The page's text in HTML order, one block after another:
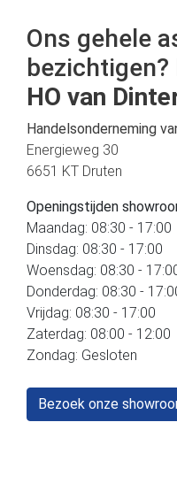
Ons gehele
bezichtigen?
HO van
Handelsonderneming
Energieweg 30
6651 KT Druten
Openingstijden
Maandag: 08:30 - 17:00
Dinsdag: 08:30 - 17:00
Woensdag: 08:30 -
Donderdag: 08:30 -
Vrijdag: 08:30 - 17:00
Zaterdag: 08:00 - 12:00
Zondag: Gesloten
Bezoek onze